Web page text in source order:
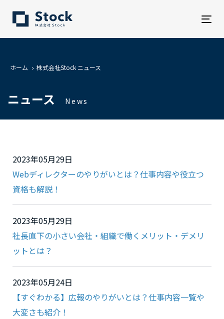
ホーム 株式会社Stock ニュース
ニュース News
2023年05月29日
Webディレクターのやりがいとは？仕事内容や役立つ
資格も解説！
2023年05月29日
社長直下の小さい会社・組織で働くメリット・デメリ
ットとは？
2023年05月24日
【すぐわかる】広報のやりがいとは？仕事内容一覧や
大変さも紹介！